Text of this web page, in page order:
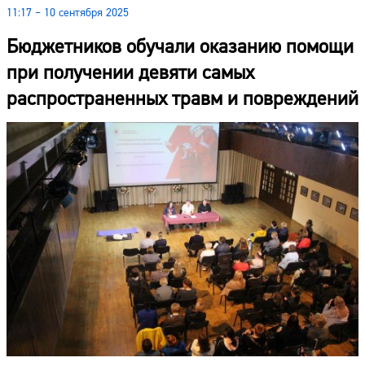
11:17 – 10 сентября 2025
Бюджетников обучали оказанию помощи
при получении девяти самых
распространенных травм и повреждений